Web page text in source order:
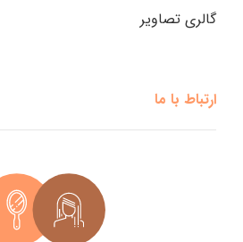
گالری تصاویر
ارتباط با ما